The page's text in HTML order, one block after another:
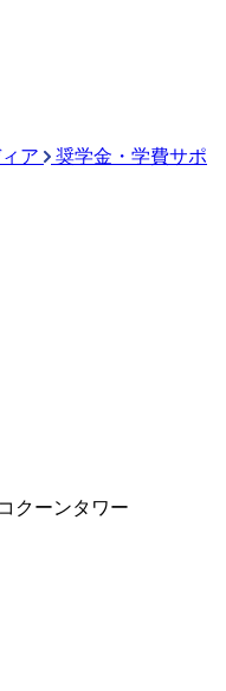
ア
奨学金・学費サポ
クーンタワー